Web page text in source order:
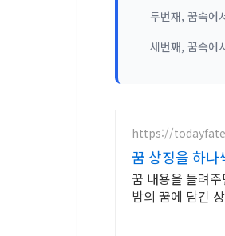
두번재, 꿈속에
세번째, 꿈속에
https://
꿈 상징을 하나
꿈 내용을 들려
밤의 꿈에 담긴